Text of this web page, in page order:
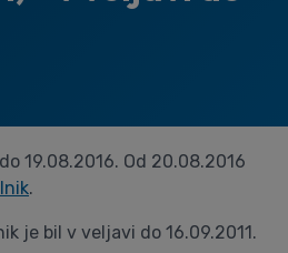
19.08.2016. Od 20.08.2016
.
je bil v veljavi do 16.09.2011.